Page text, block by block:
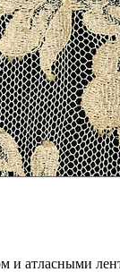
и атласными